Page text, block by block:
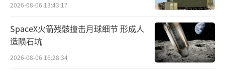
2026-08-06 13:43:17
SpaceX火箭残骸撞击月球细节 形成人
造陨石坑
2026-08-06 16:28:34